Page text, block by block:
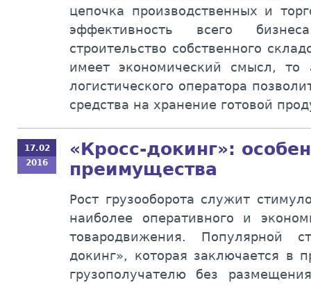
цепочка производственных и
эффективность всего
строительство собственного
имеет экономический смысл, то
логистического оператора
средства на хранение готовой
17.02
2016
«Кросс-докинг»:
преимущества
Рост грузооборота служит
наиболее оперативного и
товародвижения. Популярной
докинг», которая заключается в
грузополучателю без